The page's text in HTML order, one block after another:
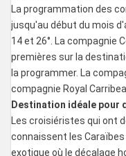
La programmation des
jusqu'au début du mois
14 et 26°. La compagnie
premières sur la
la programmer. La
compagnie Royal
Destination idéale pour
Les croisiéristes qui ont
connaissent les
exotique où le décalage